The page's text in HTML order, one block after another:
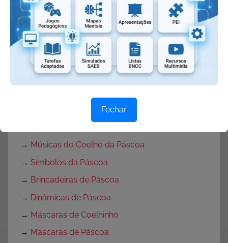
Texto
→ Atividades para Páscoa
→Textos sobre a Páscoa
Cartão de Páscoa
Mensagens de Páscoa
Músicas de Páscoa
→ Músicas do Coelho da Páscoa
→ Símbolos da Páscoa
→ Brincadeiras de Páscoa
→ Dinâmicas de Páscoa
→ Máscaras de Coelhinho
→ Máscaras de Páscoa
Fechar